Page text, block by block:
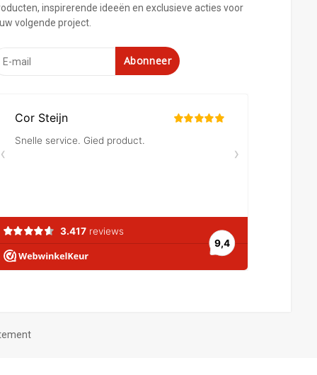
inspirerende ideeën en exclusieve acties voor
volgende project.
Abonneer